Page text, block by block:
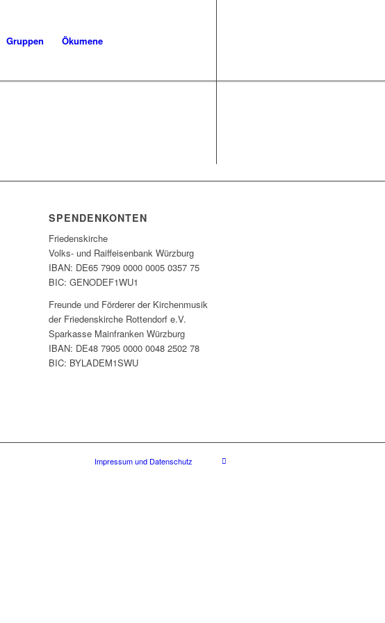
Gruppen Ökumene
SPENDENKONTEN
Friedenskirche
Volks- und Raiffeisenbank Würzburg
IBAN: DE65 7909 0000 0005 0357 75
BIC: GENODEF1WU1
Freunde und Förderer der Kirchenmusik
der Friedenskirche Rottendorf e.V.
Sparkasse Mainfranken Würzburg
IBAN: DE48 7905 0000 0048 2502 78
BIC: BYLADEM1SWU
Impressum und Datenschutz